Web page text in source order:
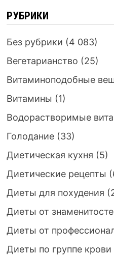
РУБРИКИ
Без рубрики (4 083)
Вегетарианство (25)
Витаминоподобные
Витамины (1)
Водорастворимые
Голодание(33)
Диетическая кухня (5)
Диетические рецепты
Диеты для похудения
Диеты от
Диеты от
Диеты по группе крови